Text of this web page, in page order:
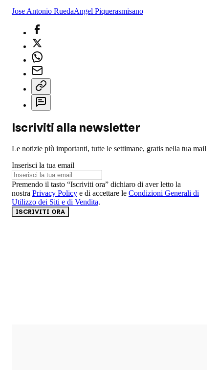
Jose Antonio RuedaAngel Piquerasmisano
Iscriviti alla newsletter
Le notizie più importanti, tutte le settimane, gratis nella tua mail
Inserisci la tua email
Premendo il tasto “Iscriviti ora” dichiaro di aver letto la
nostra Privacy Policy e di accettare le Condizioni Generali di
Utilizzo dei Siti e di Vendita.
ISCRIVITI ORA